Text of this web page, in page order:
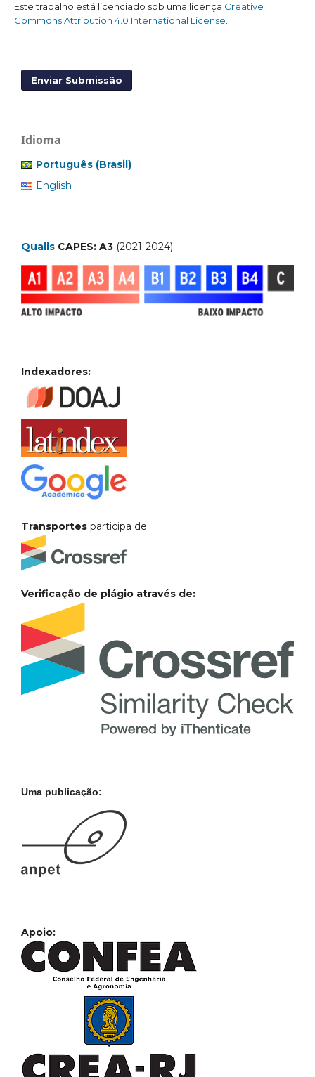
Este trabalho está licenciado sob uma licença Creative
Commons Attribution 4.0 International License
Enviar Submissão
Idioma
Português (Brasil)
English
Qualis CAPES: A3 (2021-2024)
Indexadores:
Transportes participa de
Verificação de plágio através de:
Uma publicação:
Apoio: